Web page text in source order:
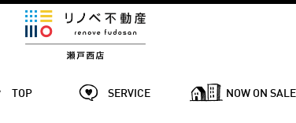
TOP SERVICE NOW ON SALE